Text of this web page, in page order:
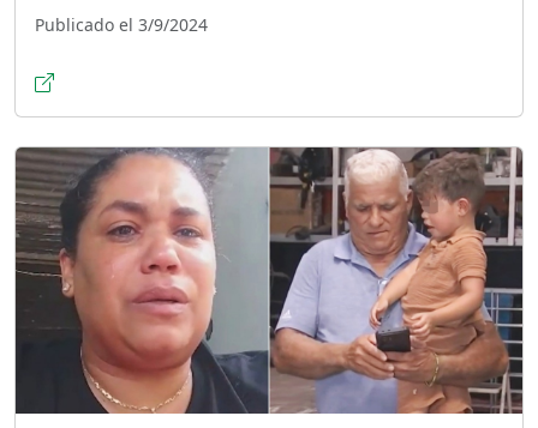
Publicado el 3/9/2024